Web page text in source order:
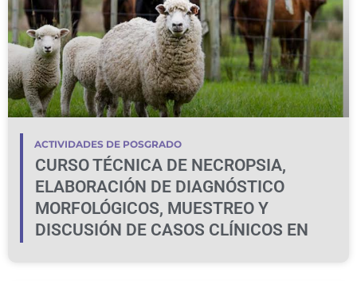
ACTIVIDADES DE POSGRADO
CURSO TÉCNICA DE NECROPSIA,
ELABORACIÓN DE DIAGNÓSTICO
MORFOLÓGICOS, MUESTREO Y
DISCUSIÓN DE CASOS CLÍNICOS EN